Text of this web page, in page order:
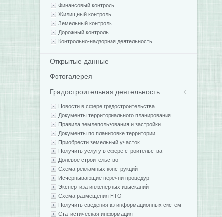
Финансовый контроль
Жилищный контроль
Земельный контроль
Дорожный контроль
Контрольно-надзорная деятельность
Открытые данные
Фотогалерея
Градостроительная деятельность
Новости в сфере градостроительства
Документы территориального планирования
Правила землепользования и застройки
Документы по планировке территории
Приобрести земельный участок
Получить услугу в сфере строительства
Долевое строительство
Схема рекламных конструкций
Исчерпывающие перечни процедур
Экспертиза инженерных изысканий
Схема размещения НТО
Получить сведения из информационных систем
Статистическая информация